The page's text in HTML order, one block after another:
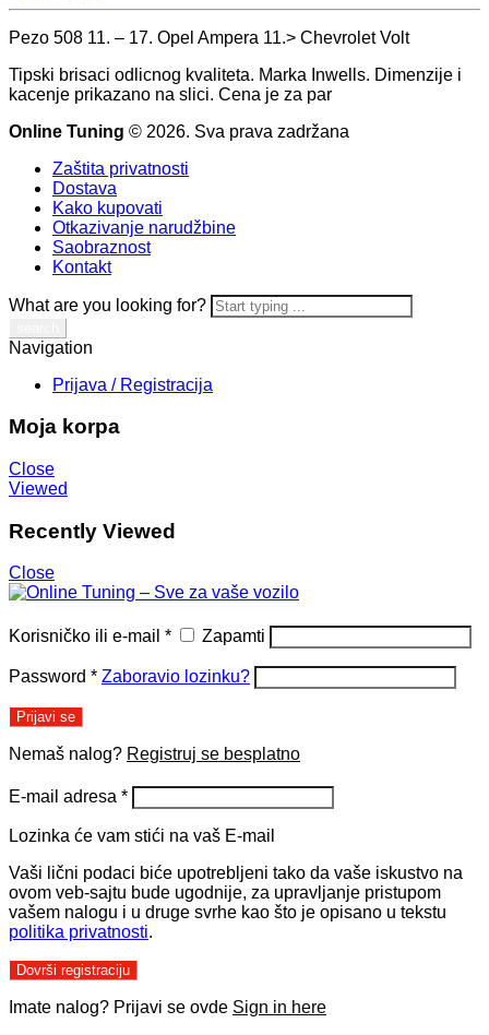
Pezo 508 11. – 17. Opel Ampera 11.> Chevrolet Volt
Tipski brisaci odlicnog kvaliteta. Marka Inwells. Dimenzije i
kacenje prikazano na slici. Cena je za par
Online Tuning © 2026. Sva prava zadržana
Zaštita privatnosti
Dostava
Kako kupovati
Otkazivanje narudžbine
Saobraznost
Kontakt
What are you looking for?
Navigation
Prijava / Registracija
Moja korpa
Close
Viewed
Recently Viewed
Close
Korisničko ili e-mail * Zapamti
Password * Zaboravio lozinku?
Prijavi se
Nemaš nalog? Registruj se besplatno
E-mail adresa *
Lozinka će vam stići na vaš E-mail
Vaši lični podaci biće upotrebljeni tako da vaše iskustvo na
ovom veb-sajtu bude ugodnije, za upravljanje pristupom
vašem nalogu i u druge svrhe kao što je opisano u tekstu
politika privatnosti.
Dovrši registraciju
Imate nalog? Prijavi se ovde Sign in here